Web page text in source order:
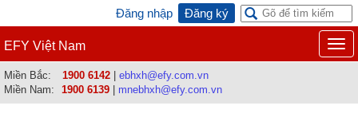
Đăng ký
Đăng nhập
EFY Việt Nam
Miền Bắc: 1900 6142
ebhxh@efy.com.vn
Miền Nam:
1900 6139 mnebhxh@efy.com.vn